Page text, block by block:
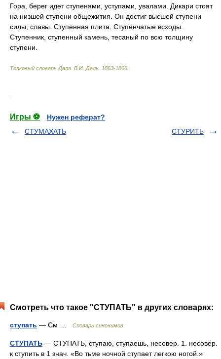
Гора, берег идет ступенями, уступами, увалами. Дикари стоят
на низшей ступени общежития. Он достиг высшей ступени
силы, славы. Ступенная плита. Ступенчатые всходы.
Ступенник, ступенный камень, тесаный по всю толщину
ступени.
Толковый словарь Даля В.И. Даль. 1863-1866
Игры ⚽
Нужен реферат?
СТУМАХАТЬ
СТУРИТЬ
Смотреть что такое "СТУПАТЬ" в других словарях:
ступать — См … Словарь синонимов
СТУПАТЬ — СТУПАТЬ, ступаю, ступаешь, несовер. 1. несовер.
к ступить в 1 знач. «Во тьме ночной ступает легкою ногой.»